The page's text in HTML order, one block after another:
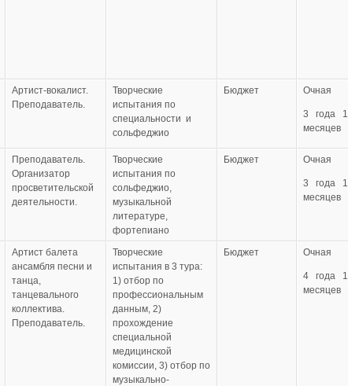
Артист-вокалист.
Преподаватель.
Творческие
испытания по
специальности и
сольфеджио
Бюджет Очная
3 года
месяцев
Преподаватель.
Организатор
просветительской
деятельности.
Творческие
испытания по
сольфеджио,
музыкальной
литературе,
фортепиано
Бюджет Очная
3 года
месяцев
Артист балета
ансамбля песни и
танца,
танцевального
коллектива.
Преподаватель.
Творческие
испытания в 3 тура:
1) отбор по
профессиональным
данным, 2)
прохождение
специальной
медицинской
комиссии, 3) отбор по
музыкально-
Бюджет Очная
4 года
месяцев